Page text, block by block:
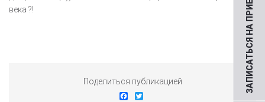
ЗАПИСАТЬСЯ НА ПРИЕМ
века ?!
Поделиться публикацией
Facebook